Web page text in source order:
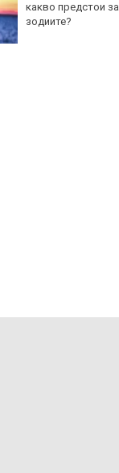
какво предстои за
зодиите?